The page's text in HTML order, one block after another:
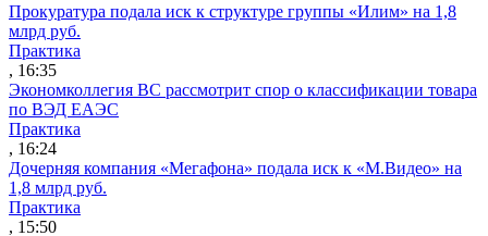
Прокуратура подала иск к структуре группы «Илим» на 1,8
млрд руб.
Практика
, 16:35
Экономколлегия ВС рассмотрит спор о классификации товара
по ВЭД ЕАЭС
Практика
, 16:24
Дочерняя компания «Мегафона» подала иск к «М.Видео» на
1,8 млрд руб.
Практика
, 15:50